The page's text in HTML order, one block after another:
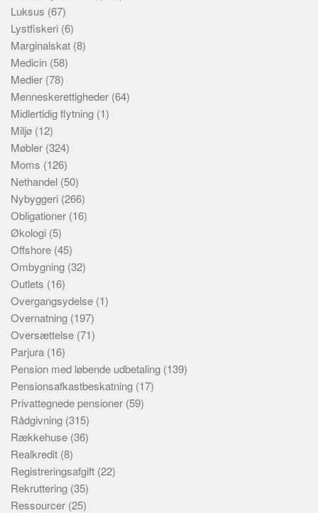
Luksus (67)
Lystfiskeri (6)
Marginalskat (8)
Medicin (58)
Medier (78)
Menneskerettigheder (64)
Midlertidig flytning (1)
Miljø (12)
Møbler (324)
Moms (126)
Nethandel (50)
Nybyggeri (266)
Obligationer (16)
Økologi (5)
Offshore (45)
Ombygning (32)
Outlets (16)
Overgangsydelse (1)
Overnatning (197)
Oversættelse (71)
Parjura (16)
Pension med løbende udbetaling (139)
Pensionsafkastbeskatning (17)
Privattegnede pensioner (59)
Rådgivning (315)
Rækkehuse (36)
Realkredit (8)
Registreringsafgift (22)
Rekruttering (35)
Ressourcer (25)